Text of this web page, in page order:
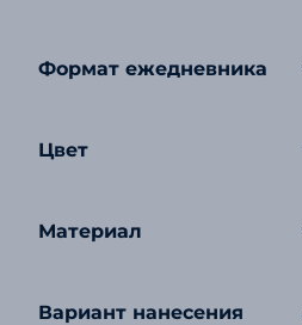
Формат ежедневника
Цвет
Материал
Вариант нанесения